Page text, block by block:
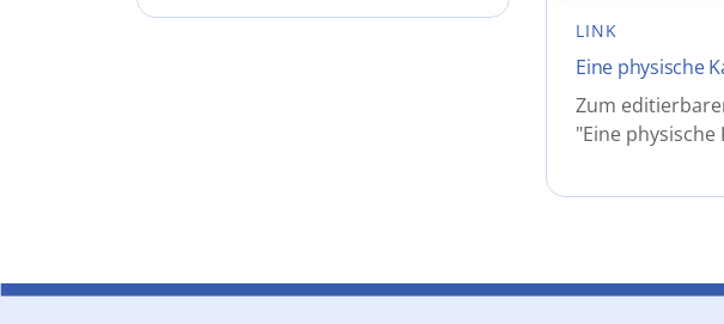
LINK
Eine physische
Zum
"Eine